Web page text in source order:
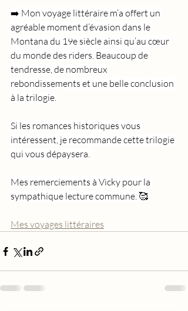
➡️ Mon voyage littéraire m’a offert un
agréable moment d’évasion dans le
Montana du 19e siècle ainsi qu’au cœur
du monde des riders. Beaucoup de
tendresse, de nombreux
rebondissements et une belle conclusion
à la trilogie.
Si les romances historiques vous
intéressent, je recommande cette trilogie
qui vous dépaysera.
Mes remerciements à Vicky pour la
sympathique lecture commune. 🥰
Mes voyages littéraires